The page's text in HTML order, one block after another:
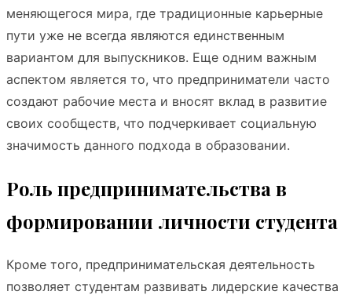
меняющегося мира, где традиционные карьерные
пути уже не всегда являются единственным
вариантом для выпускников. Еще одним важным
аспектом является то, что предприниматели часто
создают рабочие места и вносят вклад в развитие
своих сообществ, что подчеркивает социальную
значимость данного подхода в образовании.
Роль предпринимательства в
формировании личности студента
Кроме того, предпринимательская деятельность
позволяет студентам развивать лидерские качества